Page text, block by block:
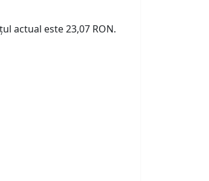
actual este 23,07 RON.